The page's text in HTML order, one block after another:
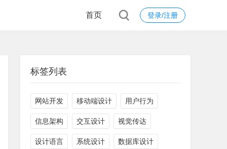
登录/注册
首页
标签列表
网站开发 移动端设计 用户行为
信息架构 交互设计 视觉传达
设计语言 系统设计 数据库设计